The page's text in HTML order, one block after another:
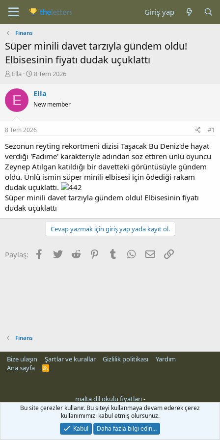
Giriş yap
Finans
Süper minili davet tarzıyla gündem oldu!
Elbisesinin fiyatı dudak uçuklattı
K
n
b
u
u
b
a
l
a
t
a
n
Ella
B
ş
a
g
ı
t
a
r
i
h
i
8 Tem 2026
E Ella
New member
8 Tem 2026 #1
Sezonun reyting rekortmeni dizisi Taşacak Bu Deniz'de hayat
verdiği 'Fadime' karakteriyle adından söz ettiren ünlü oyuncu
Zeynep Atılgan katıldığı bir davetteki görüntüsüyle gündem
oldu. Ünlü ismin süper minili elbisesi için ödediği rakam
dudak uçuklattı.
Süper minili davet tarzıyla gündem oldu! Elbisesinin fiyatı
dudak uçuklattı
Cevap yazmak için giriş yap yada kayıt ol.
Paylaş: Facebook
Twitter Reddit PinterestTumblr WhatsApp
E-posta
Finans
Bize ulaşın Şartlar ve kurallar Gizlilik politikası
Yardım
Ana sayfa
R
malta dil okulu fiyatları-
Bu site çerezler kullanır. Bu siteyi kullanmaya devam ederek çerez
kullanımımızı kabul etmiş olursunuz.
Kabul
Daha fazla bilgi edin…